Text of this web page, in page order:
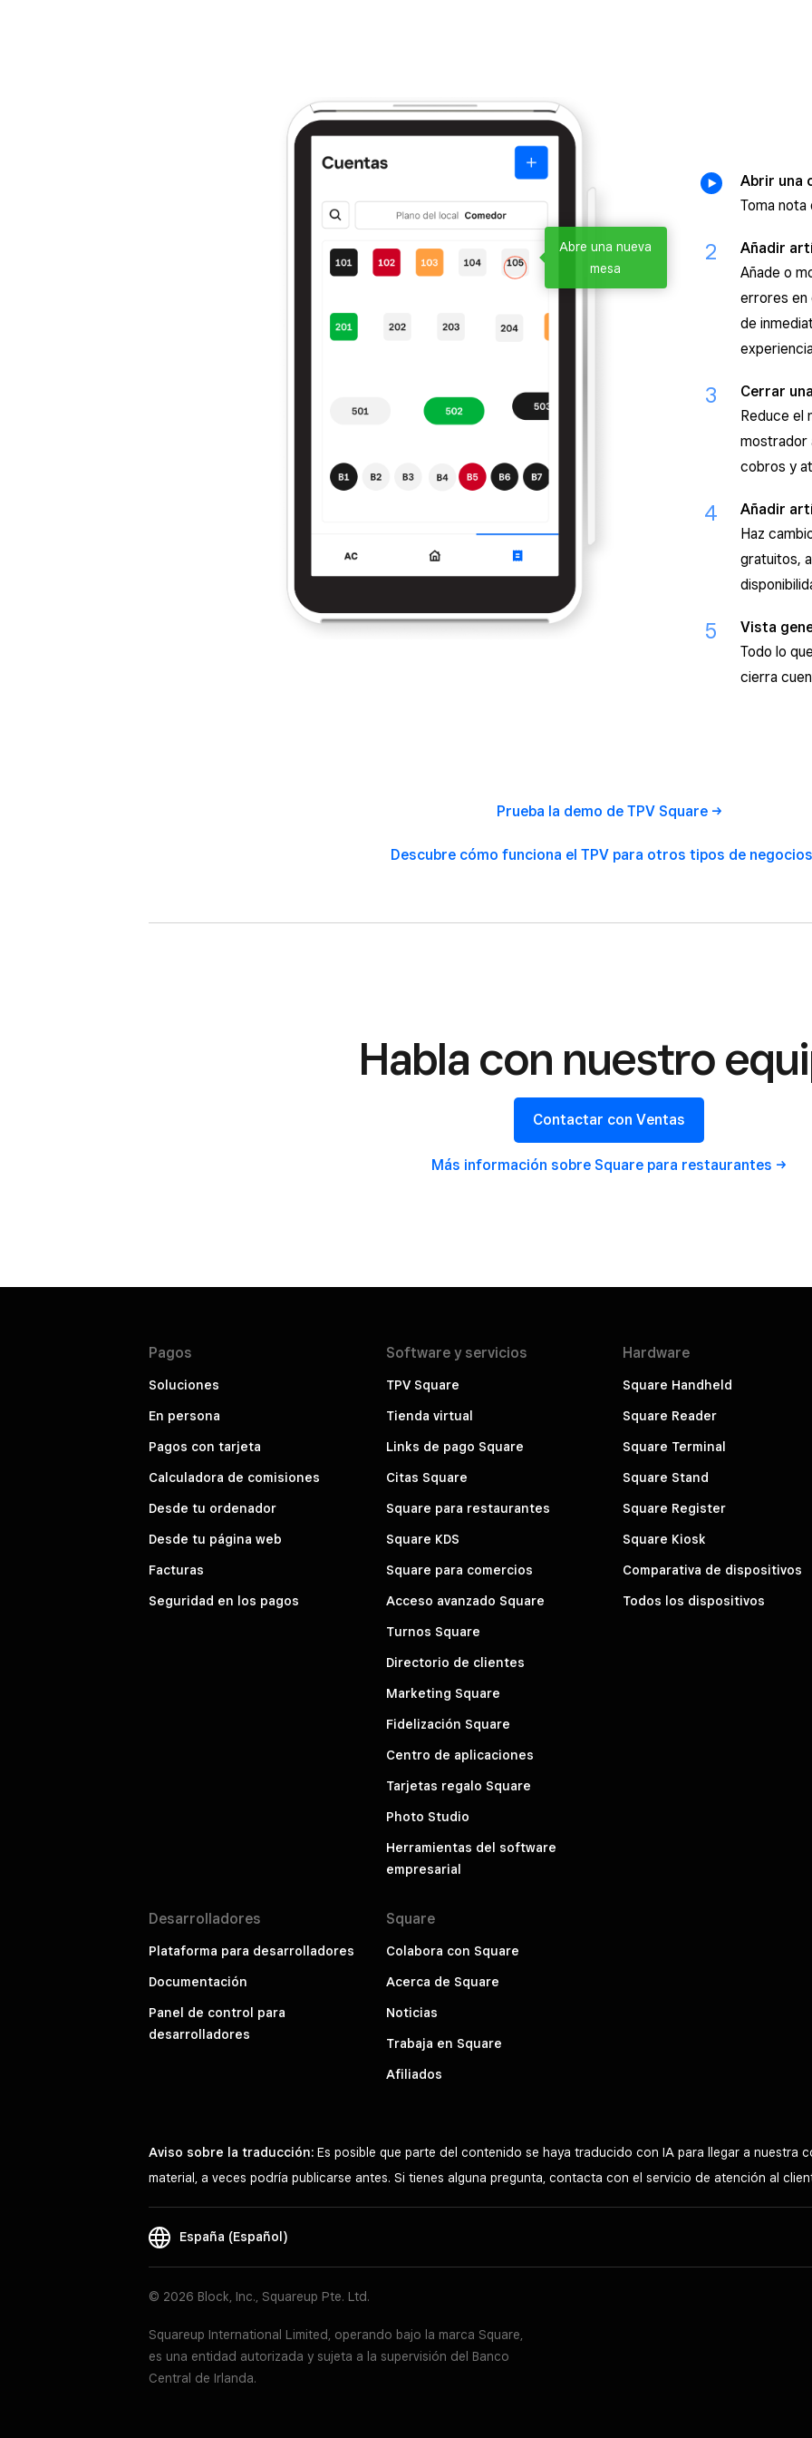
Abre una nueva
mesa
Abrir una
Toma nota
2
Añadir
Añade o
errores en
de
3
Cerrar
Reduce el
mostrador
cobros y
4
Añadir
Haz
gratuitos,
5
Vista
Todo lo
cierra
Prueba la demo de TPV Square
Descubre cómo funciona el TPV para otros tipos de negocios
Habla con nuestro
Contactar con Ventas
Más información sobre Square para restaurantes
Pagos
Soluciones
En persona
Pagos con tarjeta
Calculadora de comisiones
Desde tu ordenador
Desde tu página web
Facturas
Seguridad en los pagos
Software y servicios
TPV Square
Tienda virtual
Links de pago Square
Citas Square
Square para restaurantes
Square KDS
Square para comercios
Acceso avanzado Square
Turnos Square
Directorio de clientes
Marketing Square
Fidelización Square
Centro de aplicaciones
Tarjetas regalo Square
Photo Studio
Herramientas del software
empresarial
Hardware
Square Handheld
Square Reader
Square Terminal
Square Stand
Square Register
Square Kiosk
Comparativa de dispositivos
Todos los dispositivos
Desarrolladores
Plataforma para desarrolladores
Documentación
Panel de control para
desarrolladores
Square
Colabora con Square
Acerca de Square
Noticias
Trabaja en Square
Afiliados
Aviso sobre la traducción: Es posible que parte del contenido se haya traducido con IA para llegar a nuestra
material, a veces podría publicarse antes. Si tienes alguna pregunta, contacta con el servicio de atención al
España (Español)
© 2026 Block, Inc., Squareup Pte. Ltd.
Squareup International Limited, operando bajo la marca Square,
es una entidad autorizada y sujeta a la supervisión del Banco
Central de Irlanda.